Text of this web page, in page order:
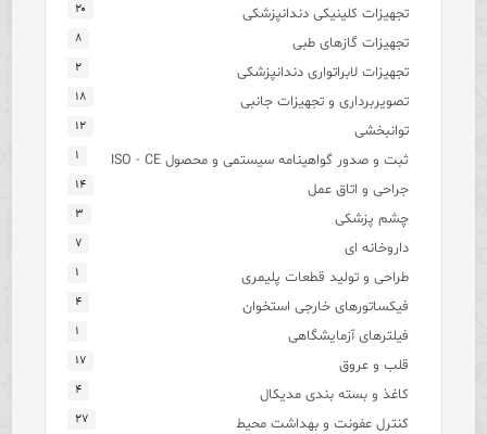
تجهیزات کلینیکی دندانپزشکی ۲۰
تجهیزات گازهای طبی ۸
تجهیزات لابراتواری دندانپزشکی ۲
تصویربرداری و تجهیزات جانبی ۱۸
توانبخشی ۱۲
ثبت و صدور گواهینامه سیستمی و محصول ISO - CE ۱
جراحی و اتاق عمل ۱۴
چشم پزشکی ۳
داروخانه ای ۷
طراحی و تولید قطعات پلیمری ۱
فیکساتورهای خارجی استخوان ۴
فیلترهای آزمایشگاهی ۱
قلب و عروق ۱۷
کاغذ و بسته بندی مدیکال ۴
کنترل عفونت و بهداشت محیط ۲۷